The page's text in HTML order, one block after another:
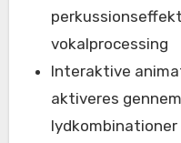
vokalprocessing
Interaktive
aktiveres
lydkombinationer